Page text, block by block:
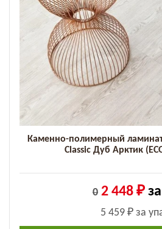
Каменно-полимерный
Classic Дуб Арктик
0 2 448 ₽
5 459 ₽ за